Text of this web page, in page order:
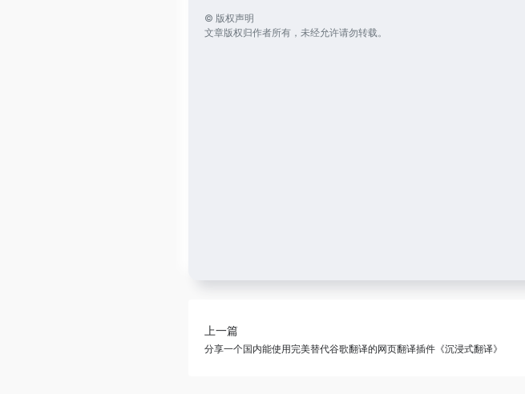
© 版权声明
文章版权归作者所有，未经允许请勿转载。
上一篇
分享一个国内能使用完美替代谷歌翻译的网页翻译插件《沉浸式翻译》